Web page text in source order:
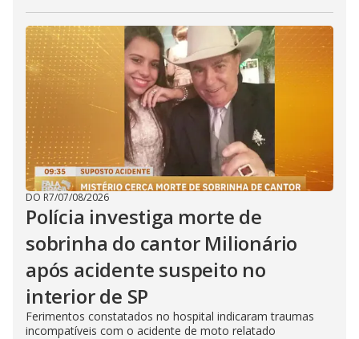
DO R7/07/08/2026
Polícia investiga morte de
sobrinha do cantor Milionário
após acidente suspeito no
interior de SP
Ferimentos constatados no hospital indicaram traumas
incompatíveis com o acidente de moto relatado